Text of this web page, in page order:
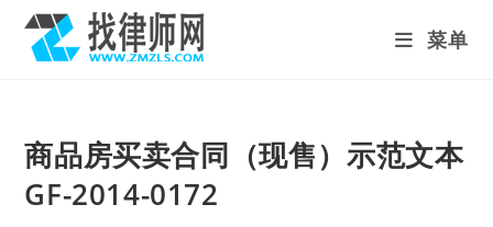
content
菜单
商品房买卖合同（现售）示范文本
GF-2014-0172